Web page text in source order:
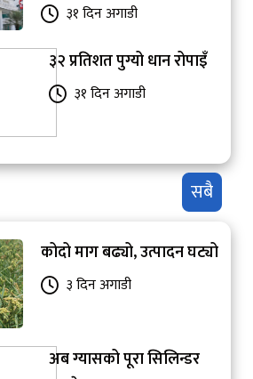
३१ दिन अगाडी
३२ प्रतिशत पुग्यो धान रोपाइँ
३१ दिन अगाडी
सबै
कोदो माग बढ्यो, उत्पादन घट्यो
३ दिन अगाडी
अब ग्यासको पूरा सिलिन्डर